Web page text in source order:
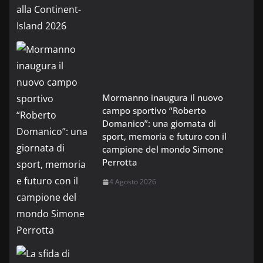
Mormanno inaugura il nuovo
campo sportivo “Roberto
Domanico”: una giornata di
sport, memoria e futuro con il
campione del mondo Simone
Perrotta
4 Agosto 2026